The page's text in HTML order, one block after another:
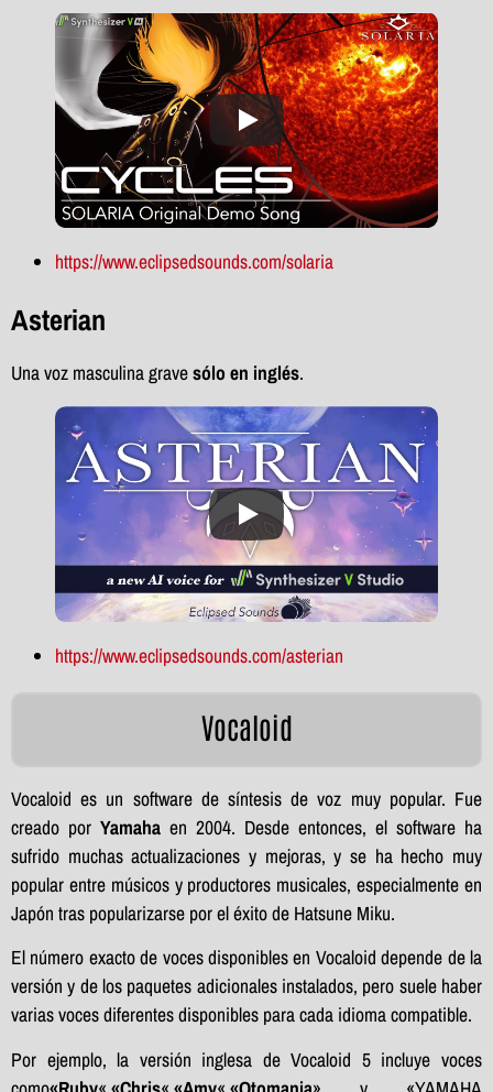
https://www.eclipsedsounds.com/solaria
Asterian
Una voz masculina gravesólo en inglés.
https://www.eclipsedsounds.com/asterian
Vocaloid
Vocaloid es un software de síntesis de voz muy popular. Fue
creado por Yamaha en 2004. Desde entonces, el software ha
sufrido muchas actualizaciones y mejoras, y se ha hecho muy
popular entre músicos y productores musicales, especialmente en
Japón tras popularizarse por el éxito de Hatsune Miku.
El número exacto de voces disponibles en Vocaloid depende de la
versión y de los paquetes adicionales instalados, pero suele haber
varias voces diferentes disponibles para cada idioma compatible.
Por ejemplo, la versión inglesa de Vocaloid 5 incluye voces